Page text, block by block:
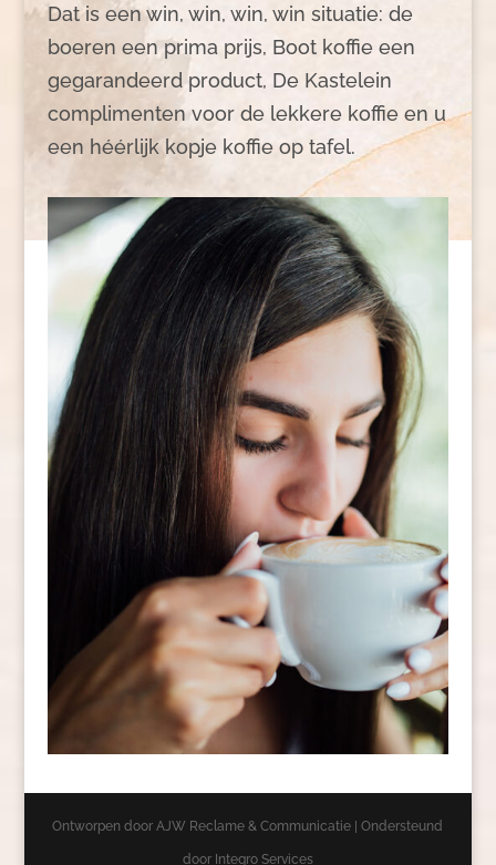
Dat is een win, win, win, win situatie: de
boeren een prima prijs, Boot koffie een
gegarandeerd product, De Kastelein
complimenten voor de lekkere koffie en u
een héérlijk kopje koffie op tafel.
Ontworpen door AJW Reclame & Communicatie | Ondersteund
door Integro Services